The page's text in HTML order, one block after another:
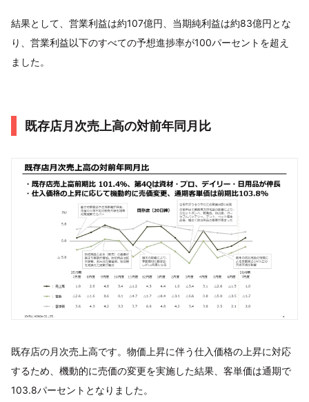
結果として、営業利益は約107億円、当期純利益は約83億円とな
り、営業利益以下のすべての予想進捗率が100パーセントを超え
ました。
既存店月次売上高の対前年同月比
既存店の月次売上高です。物価上昇に伴う仕入価格の上昇に対応
するため、機動的に売価の変更を実施した結果、客単価は通期で
103.8パーセントとなりました。